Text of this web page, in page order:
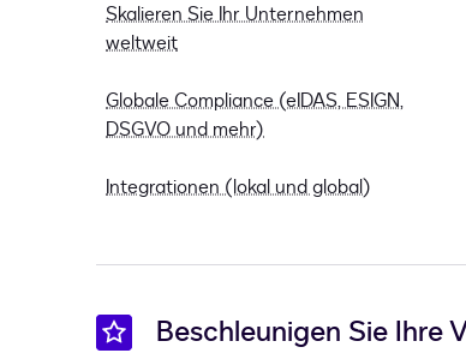
Skalieren Sie Ihr Unternehmen
weltweit
Globale Compliance (eIDAS, ESIGN,
DSGVO und mehr)
Integrationen (lokal und global)
Beschleunigen Sie Ihre